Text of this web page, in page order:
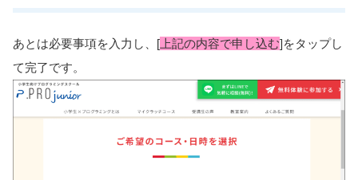
あとは必要事項を入力し、[上記の内容で申し込む]をタップし
て完了です。